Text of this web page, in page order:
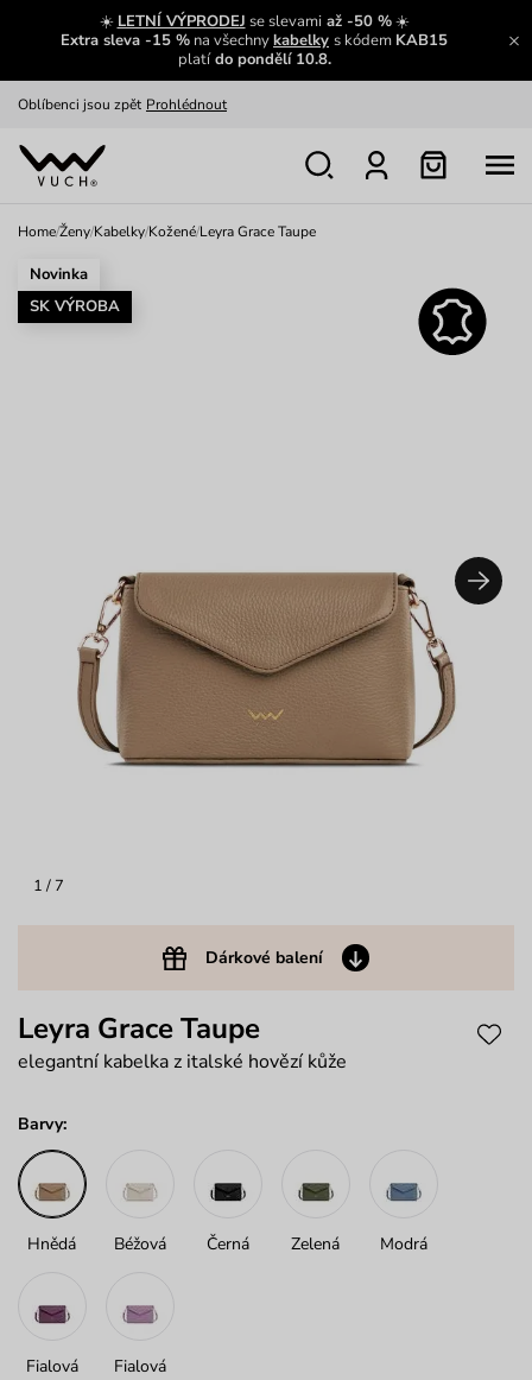
☀️ LETNÍ VÝPRODEJ se slevamiaž -50 %☀️
Extra sleva -15 % na všechnykabelky s kódem KAB15
platído pondělí 10.8.
Výměna a vrácení zdarma Zobrazit
Prohlédnout
Nech se inspirovat Ukázat
Home/Ženy/Kabelky/Kožené/Leyra Grace Taupe
1 / 7
Dárkové balení
Novinka
SK VÝROBA
Leyra Grace Taupe
elegantní kabelka z italské hovězí kůže
Barvy:
Hnědá Béžová Černá Zelená Modrá
Fialová Fialová